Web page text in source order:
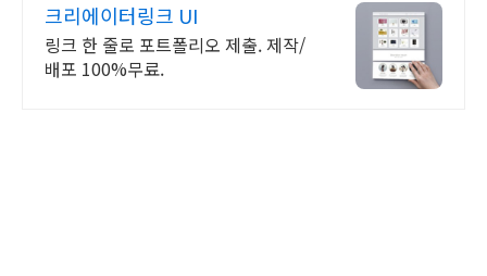
크리에이터링크 UI
링크 한 줄로 포트폴리오 제출. 제작/
배포 100%무료.